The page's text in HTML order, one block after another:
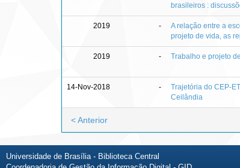
brasileiros :
2019 -
A relação entre a
projeto de vida, as
2019 - Trabalho e projeto
14-Nov-2018 -
Trajetória do CEP-
Ceilândia
< Anterior
Universidade de Brasília - Biblioteca Central